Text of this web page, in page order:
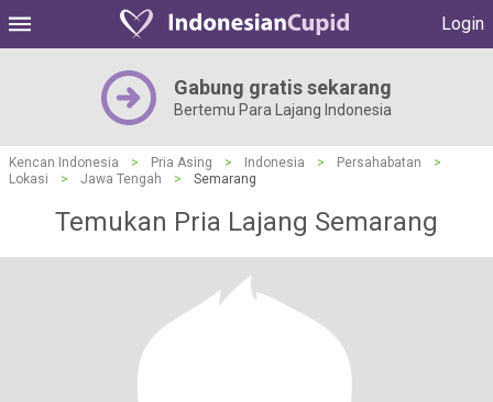
Login
Gabung gratis sekarang
Bertemu Para Lajang Indonesia
Kencan Indonesia > Pria Asing > Indonesia > Persahabatan
>
Lokasi
> Jawa Tengah > Semarang
Temukan Pria Lajang Semarang